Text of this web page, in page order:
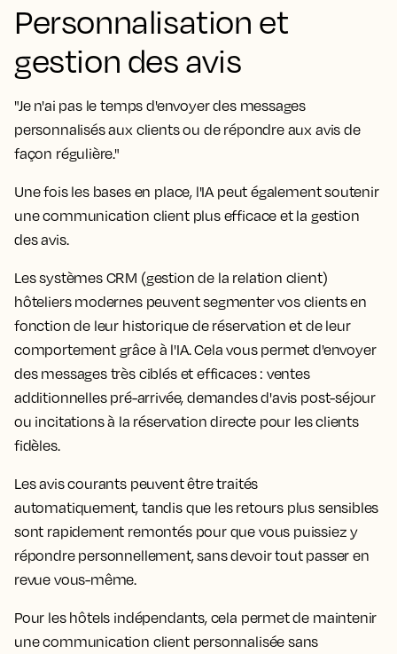
Personnalisation et
gestion des avis
"Je n'ai pas le temps d'envoyer des messages
personnalisés aux clients ou de répondre aux avis de
façon régulière."
Une fois les bases en place, l'IA peut également soutenir
une communication client plus efficace et la gestion
des avis.
Les systèmes CRM (gestion de la relation client)
hôteliers modernes peuvent segmenter vos clients en
fonction de leur historique de réservation et de leur
comportement grâce à l'IA. Cela vous permet d'envoyer
des messages très ciblés et efficaces : ventes
additionnelles pré-arrivée, demandes d'avis post-séjour
ou incitations à la réservation directe pour les clients
fidèles.
Les avis courants peuvent être traités
automatiquement, tandis que les retours plus sensibles
sont rapidement remontés pour que vous puissiez y
répondre personnellement, sans devoir tout passer en
revue vous-même.
Pour les hôtels indépendants, cela permet de maintenir
une communication client personnalisée sans